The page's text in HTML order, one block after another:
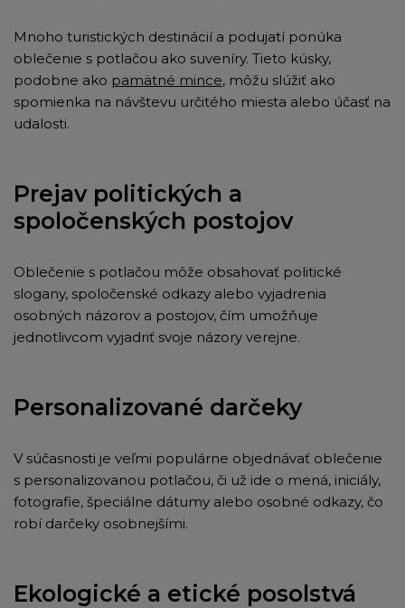
Mnoho turistických destinácií a podujatí ponúka
oblečenie s potlačou ako suveníry. Tieto kúsky,
podobne ako pamätné mince, môžu slúžiť ako
spomienka na návštevu určitého miesta alebo účasť na
udalosti.
Prejav politických a
spoločenských postojov
Oblečenie s potlačou môže obsahovať politické
slogany, spoločenské odkazy alebo vyjadrenia
osobných názorov a postojov, čím umožňuje
jednotlivcom vyjadriť svoje názory verejne.
Personalizované darčeky
V súčasnosti je veľmi populárne objednávať oblečenie
s personalizovanou potlačou, či už ide o mená, iniciály,
fotografie, špeciálne dátumy alebo osobné odkazy, čo
robí darčeky osobnejšími.
Ekologické a etické posolstvá